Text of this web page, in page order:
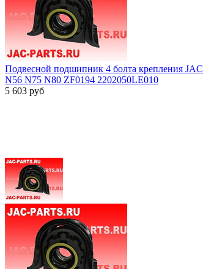
Подвесной подшипник 4 болта крепления JAC
N56 N75 N80 ZF0194 2202050LE010
5 603 руб